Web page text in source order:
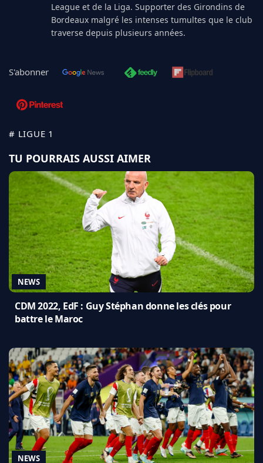
League et de la Liga. Supporter des Girondins de
Bordeaux malgré les intenses tumultes que le club
traverse depuis plusieurs années.
S'abonner
# LIGUE 1
TU POURRAIS AUSSI AIMER
NEWS
CDM 2022, EdF : Guy Stéphan donne les clés pour
battre le Maroc
NEWS